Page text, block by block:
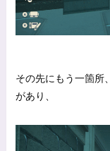
その先にもう一箇所、
があり、